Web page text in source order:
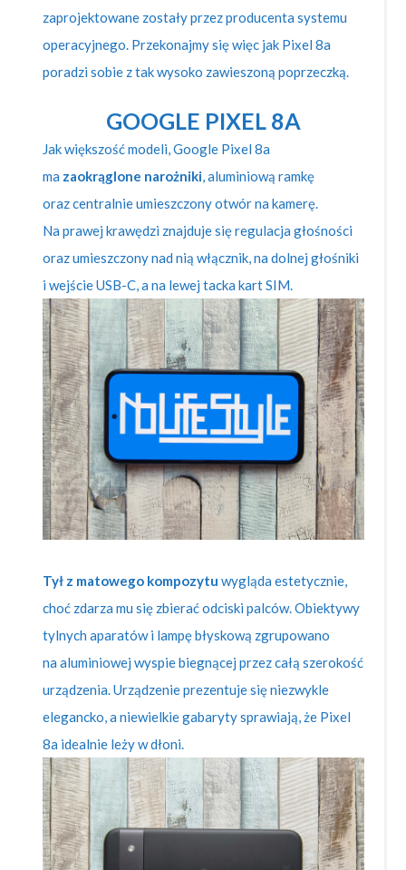
zaprojektowane zostały przez producenta systemu
operacyjnego. Przekonajmy się więc jak Pixel 8a
poradzi sobie z tak wysoko zawieszoną poprzeczką.
GOOGLE PIXEL 8A
Jak większość modeli, Google Pixel 8a
ma zaokrąglone narożniki, aluminiową ramkę
oraz centralnie umieszczony otwór na kamerę.
Na prawej krawędzi znajduje się regulacja głośności
oraz umieszczony nad nią włącznik, na dolnej głośniki
i wejście USB-C, a na lewej tacka kart SIM.
Tył z matowego kompozytu wygląda estetycznie,
choć zdarza mu się zbierać odciski palców. Obiektywy
tylnych aparatów i lampę błyskową zgrupowano
na aluminiowej wyspie biegnącej przez całą szerokość
urządzenia. Urządzenie prezentuje się niezwykle
elegancko, a niewielkie gabaryty sprawiają, że Pixel
8a idealnie leży w dłoni.